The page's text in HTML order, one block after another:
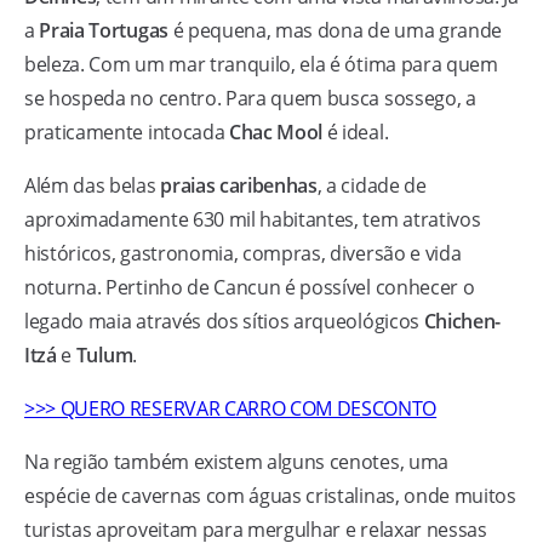
a Praia Tortugas é pequena, mas dona de uma grande
beleza. Com um mar tranquilo, ela é ótima para quem
se hospeda no centro. Para quem busca sossego, a
praticamente intocada Chac Mool é ideal.
Além das belas praias caribenhas, a cidade de
aproximadamente 630 mil habitantes, tem atrativos
históricos, gastronomia, compras, diversão e vida
noturna. Pertinho de Cancun é possível conhecer o
legado maia através dos sítios arqueológicos Chichen-
Itzá eTulum.
>>> QUERO RESERVAR CARRO COM DESCONTO
Na região também existem alguns cenotes, uma
espécie de cavernas com águas cristalinas, onde muitos
turistas aproveitam para mergulhar e relaxar nessas